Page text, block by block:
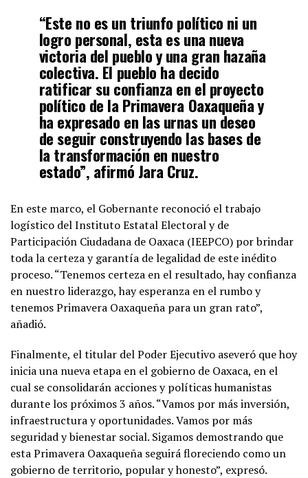
“Este no es un triunfo político ni un
logro personal, esta es una nueva
victoria del pueblo y una gran hazaña
colectiva. El pueblo ha decido
ratificar su confianza en el proyecto
político de la Primavera Oaxaqueña y
ha expresado en las urnas un deseo
de seguir construyendo las bases de
la transformación en nuestro
estado”, afirmó Jara Cruz.
En este marco, el Gobernante reconoció el trabajo
logístico del Instituto Estatal Electoral y de
Participación Ciudadana de Oaxaca (IEEPCO) por brindar
toda la certeza y garantía de legalidad de este inédito
proceso. “Tenemos certeza en el resultado, hay confianza
en nuestro liderazgo, hay esperanza en el rumbo y
tenemos Primavera Oaxaqueña para un gran rato”,
añadió.
Finalmente, el titular del Poder Ejecutivo aseveró que hoy
inicia una nueva etapa en el gobierno de Oaxaca, en el
cual se consolidarán acciones y políticas humanistas
durante los próximos 3 años. “Vamos por más inversión,
infraestructura y oportunidades. Vamos por más
seguridad y bienestar social. Sigamos demostrando que
esta Primavera Oaxaqueña seguirá floreciendo como un
gobierno de territorio, popular y honesto”, expresó.